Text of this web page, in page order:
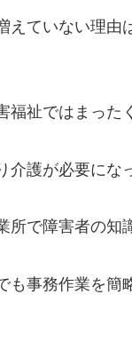
えていない理由
福祉ではまった
介護が必要にな
所で障害者の知
も事務作業を簡